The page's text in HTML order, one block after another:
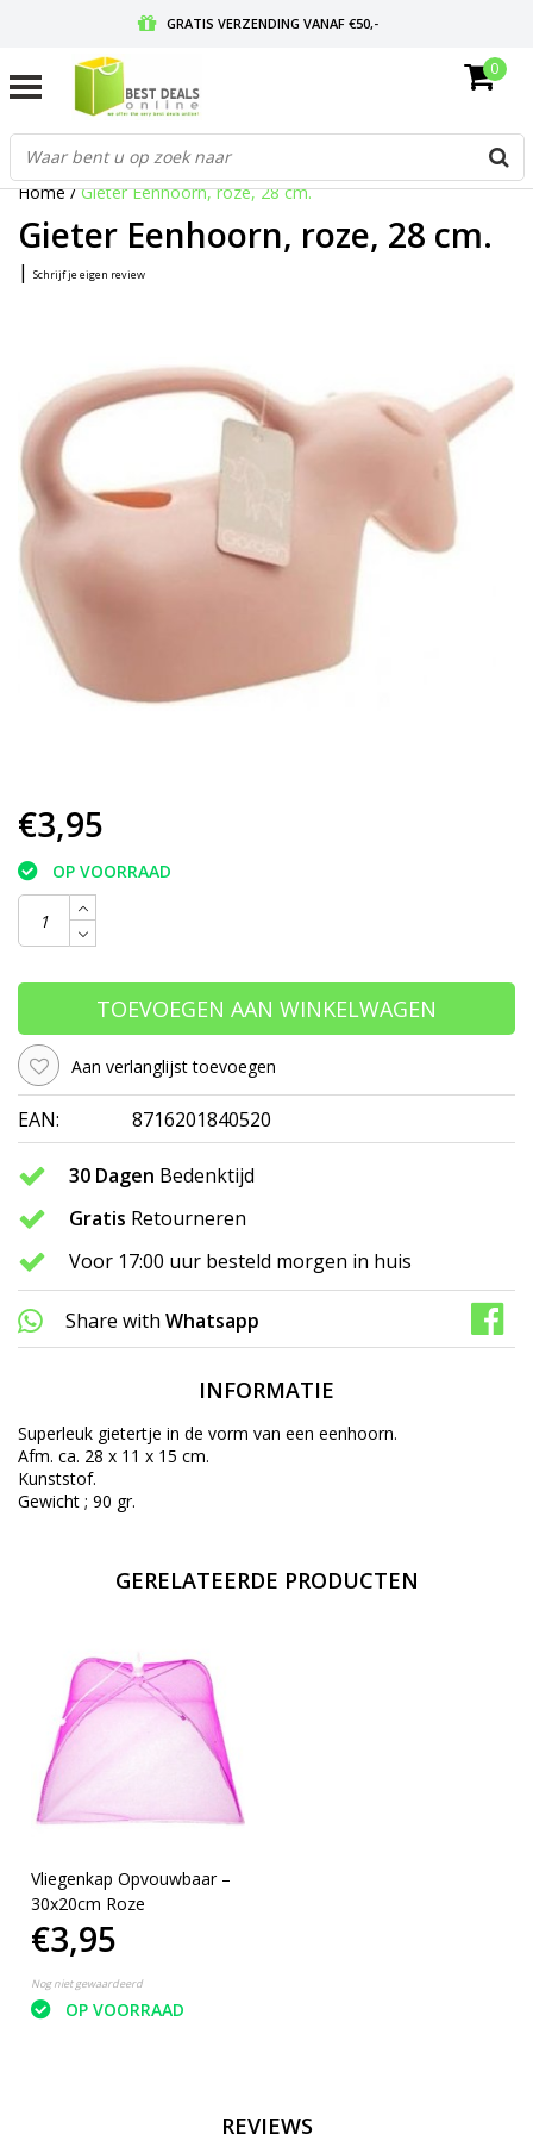
GRATIS VERZENDING VANAF €50,-
GRATIS RETOURNEREN EN 30 DAGEN BEDENKTIJD
0
Home/Gieter Eenhoorn, roze, 28 cm.
Gieter Eenhoorn, roze, 28 cm.
| Schrijf je eigen review
€3,95
OP VOORRAAD
TOEVOEGEN AAN WINKELWAGEN
Aan verlanglijst toevoegen
EAN: 8716201840520
30 Dagen Bedenktijd
Gratis Retourneren
Voor 17:00 uur besteld morgen in huis
Share with Whatsapp
INFORMATIE
Superleuk gietertje in de vorm van een eenhoorn.
Afm. ca. 28 x 11 x 15 cm.
Kunststof.
Gewicht ; 90 gr.
GERELATEERDE PRODUCTEN
Vliegenkap Opvouwbaar –
30x20cm Roze
€3,95
Nog niet gewaardeerd
OP VOORRAAD
REVIEWS